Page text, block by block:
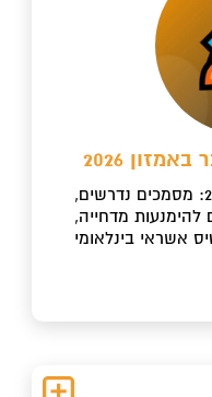
2026
המדריך המעודכן ל-2026: מסמכים נדרשים,
מדחייה,